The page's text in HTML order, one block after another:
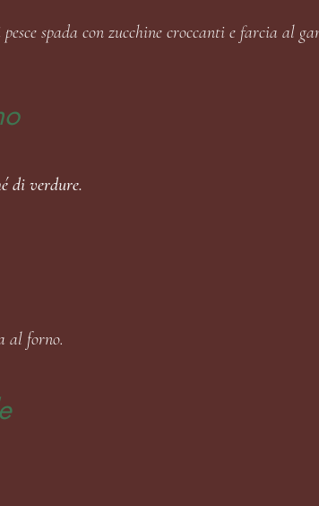
spada con zucchine croccanti e farcia al
di verdure.
al forno.